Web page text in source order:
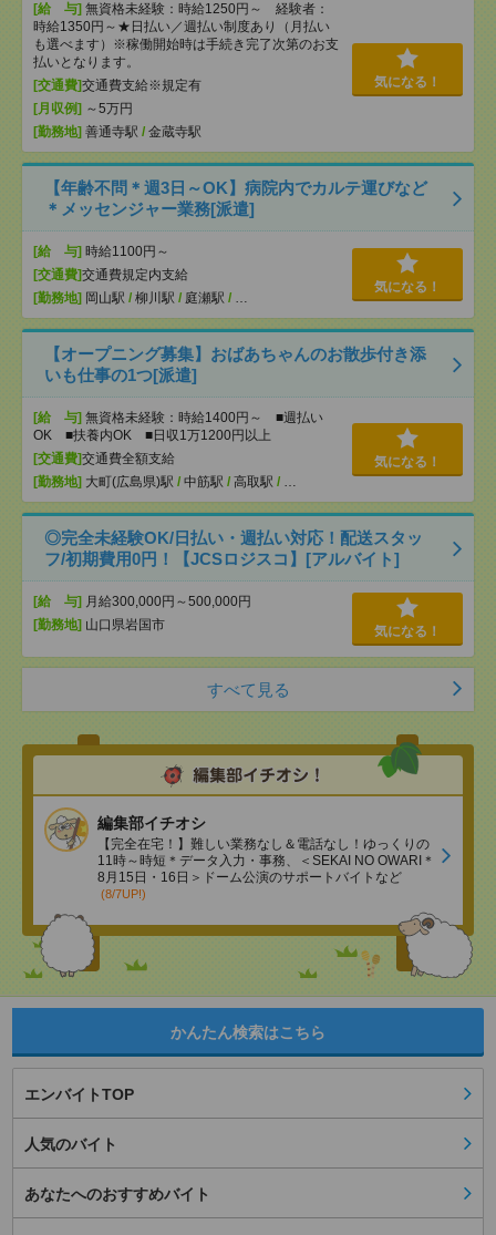
[給 与] 無資格未経験：時給1250円～ 経験者：
時給1350円～★日払い／週払い制度あり（月払い
も選べます）※稼働開始時は手続き完了次第のお支
払いとなります。
[交通費]交通費支給※規定有
[月収例] ～5万円
[勤務地] 善通寺駅 / 金蔵寺駅
気になる！
【年齢不問＊週3日～OK】病院内でカルテ運びなど
＊メッセンジャー業務[派遣]
[給 与] 時給1100円～
[交通費]交通費規定内支給
[勤務地] 岡山駅 / 柳川駅 / 庭瀬駅 / …
気になる！
【オープニング募集】おばあちゃんのお散歩付き添
いも仕事の1つ[派遣]
[給 与] 無資格未経験：時給1400円～ ■週払い
OK ■扶養内OK ■日収1万1200円以上
[交通費]交通費全額支給
[勤務地] 大町(広島県)駅 / 中筋駅 / 高取駅 / …
気になる！
◎完全未経験OK/日払い・週払い対応！配送スタッ
フ/初期費用0円！【JCSロジスコ】[アルバイト]
[給 与] 月給300,000円～500,000円
[勤務地] 山口県岩国市 気になる！
すべて見る
編集部イチオシ
【完全在宅！】難しい業務なし＆電話なし！ゆっくりの
11時～時短＊データ入力・事務、＜SEKAI NO OWARI＊
8月15日・16日＞ドーム公演のサポートバイトなど
(8/7UP!)
かんたん検索はこちら
エンバイトTOP
人気のバイト
あなたへのおすすめバイト